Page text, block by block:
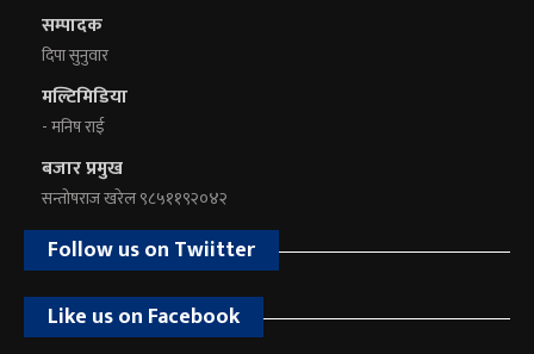
सम्पादक
दिपा सुनुवार
मल्टिमिडिया
- मनिष राई
बजार प्रमुख
सन्तोषराज खरेल ९८५११९२०४२
Follow us on Twiitter
Like us on Facebook